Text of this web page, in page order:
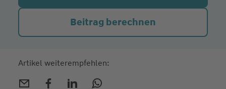
Beitrag berechnen
Artikel weiterempfehlen: